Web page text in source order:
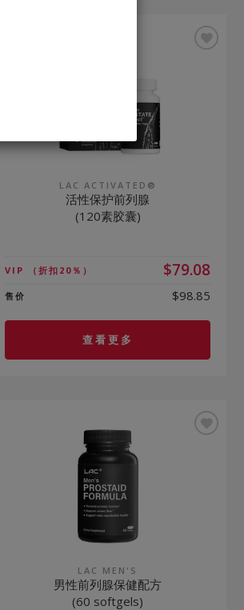
LAC ACTIVATED®
活性保护前列腺
(120素胶囊)
VIP （折扣20％） $79.08
售价 $98.85
查看更多
LAC MEN'S
男性前列腺保健配方
(60 softgels)